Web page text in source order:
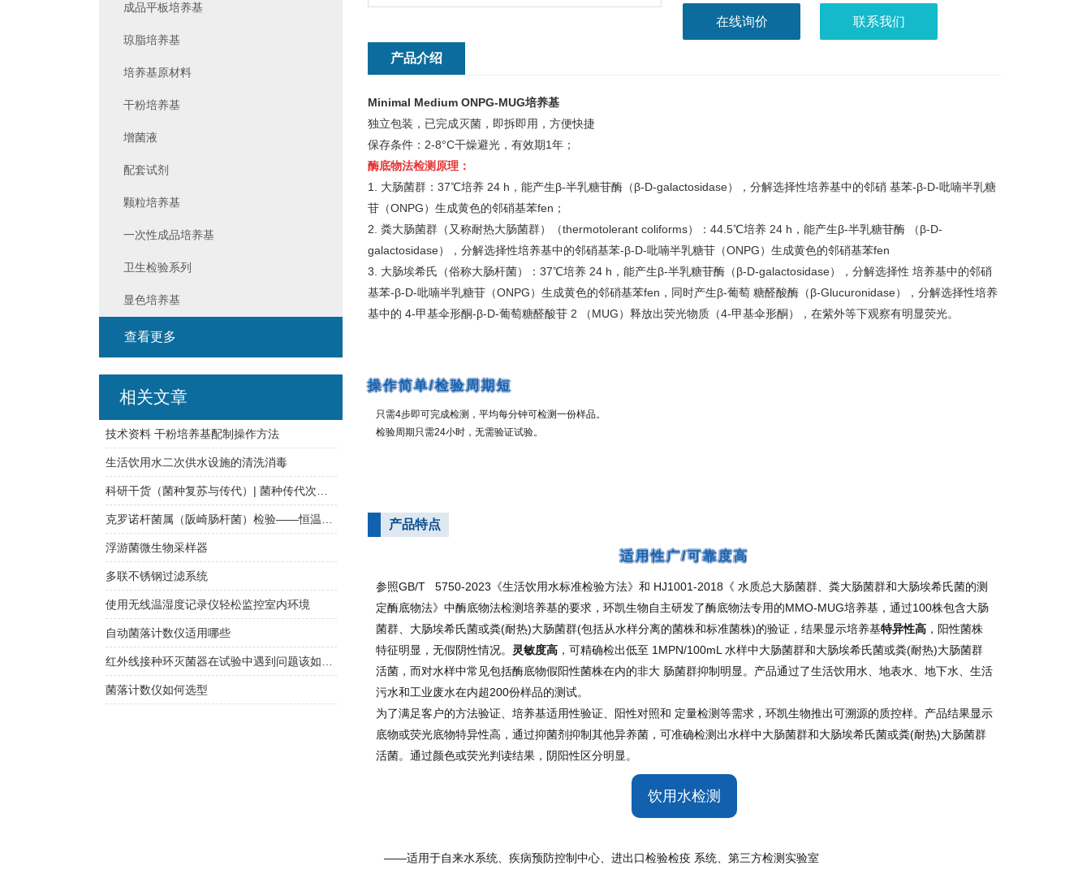
在线询价 联系我们
产品介绍
Minimal Medium ONPG-MUG培养基
独立包装，已完成灭菌，即拆即用，方便快捷
保存条件：2-8°C干燥避光，有效期1年；
酶底物法检测原理：
1. 大肠菌群：37℃培养 24 h，能产生β-半乳糖苷酶（β-D-galactosidase），分解选择性培养基中的邻硝 基苯-β-D-吡喃半乳糖
苷（ONPG）生成黄色的邻硝基苯fen；
2. 粪大肠菌群（又称耐热大肠菌群）（thermotolerant coliforms）：44.5℃培养 24 h，能产生β-半乳糖苷酶 （β-D-
galactosidase），分解选择性培养基中的邻硝基苯-β-D-吡喃半乳糖苷（ONPG）生成黄色的邻硝基苯fen
3. 大肠埃希氏（俗称大肠杆菌）：37℃培养 24 h，能产生β-半乳糖苷酶（β-D-galactosidase），分解选择性 培养基中的邻硝
基苯-β-D-吡喃半乳糖苷（ONPG）生成黄色的邻硝基苯fen，同时产生β-葡萄 糖醛酸酶（β-Glucuronidase），分解选择性培养
基中的 4-甲基伞形酮-β-D-葡萄糖醛酸苷 2 （MUG）释放出荧光物质（4-甲基伞形酮），在紫外等下观察有明显荧光。
操作简单/检验周期短
只需4步即可完成检测，平均每分钟可检测一份样品。
检验周期只需24小时，无需验证试验。
产品特点
适用性广/可靠度高
参照GB/T 5750-2023《生活饮用水标准检验方法》和 HJ1001-2018《 水质总大肠菌群、粪大肠菌群和大肠埃希氏菌的测
定酶底物法》中酶底物法检测培养基的要求，环凯生物自主研发了酶底物法专用的MMO-MUG培养基，通过100株包含大肠
菌群、大肠埃希氏菌或粪(耐热)大肠菌群(包括从水样分离的菌株和标准菌株)的验证，结果显示培养基特异性高 ，阳性菌株
特征明显，无假阴性情况。 灵敏度高 ，可精确检出低至 1MPN/100mL 水样中大肠菌群和大肠埃希氏菌或粪(耐热)大肠菌群
活菌，而对水样中常见包括酶底物假阳性菌株在内的非大 肠菌群抑制明显。产品通过了生活饮用水、地表水、地下水、生活
污水和工业废水在内超200份样品的测试。
为了满足客户的方法验证、培养基适用性验证、阳性对照和 定量检测等需求，环凯生物推出可溯源的质控样。产品结果显示
底物或荧光底物特异性高，通过抑菌剂抑制其他异养菌，可准确检测出水样中大肠菌群和大肠埃希氏菌或粪(耐热)大肠菌群
活菌。通过颜色或荧光判读结果，阴阳性区分明显。
饮用水检测
——适用于自来水系统、疾病预防控制中心、进出口检验检疫 系统、第三方检测实验室
成品平板培养基
琼脂培养基
培养基原材料
干粉培养基
增菌液
配套试剂
颗粒培养基
一次性成品培养基
卫生检验系列
显色培养基
查看更多
相关文章
技术资料 干粉培养基配制操作方法
生活饮用水二次供水设施的清洗消毒
浮游菌微生物采样器
多联不锈钢过滤系统
使用无线温湿度记录仪轻松监控室内环境
自动菌落计数仪适用哪些
菌落计数仪如何选型